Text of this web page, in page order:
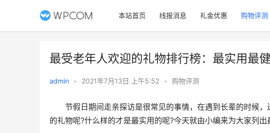
本站首页 线报消息 礼金优惠 购物评测
最受老年人欢迎的礼物排行榜：最实用最
admin • 2021年7月13日 上午5:52 • 购物评测
节假日期间走亲探访是很常见的事情，在遇到长辈的时候，
的礼物呢?什么样的才是最实用的呢?今天就由小编来为大家列